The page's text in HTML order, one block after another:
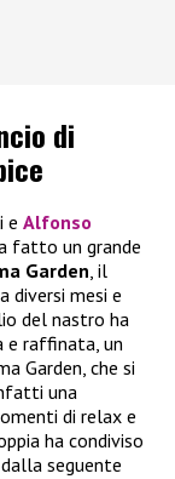
di
e Alfonso
fatto un grande
Garden , il
diversi mesi e
del nastro ha
e raffinata, un
Garden, che si
una
di relax e
ha condiviso
seguente